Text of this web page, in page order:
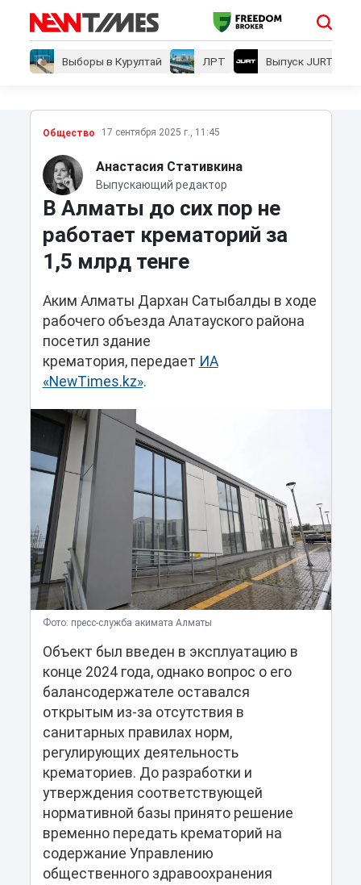
Выборы в Курултай ЛРТ Выпуск JURT
Общество 17 сентября 2025 г., 11:45
Анастасия Стативкина
Выпускающий редактор
В Алматы до сих пор не
работает крематорий за
1,5 млрд тенге
Аким Алматы Дархан Сатыбалды в ходе
рабочего объезда Алатауского района
посетил здание
крематория, передает ИА
«NewTimes.kz».
Фото: пресс-служба акимата Алматы
Объект был введен в эксплуатацию в
конце 2024 года, однако вопрос о его
балансодержателе оставался
открытым из-за отсутствия в
санитарных правилах норм,
регулирующих деятельность
крематориев. До разработки и
утверждения соответствующей
нормативной базы принято решение
временно передать крематорий на
содержание Управлению
общественного здравоохранения